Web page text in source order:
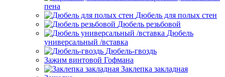
пена
Дюбель для полых стен
Дюбель резьбовой
Дюбель
универсальный /вставка
Дюбель-гвоздь
Зажим винтовой Гофмана
Заклепка закладная